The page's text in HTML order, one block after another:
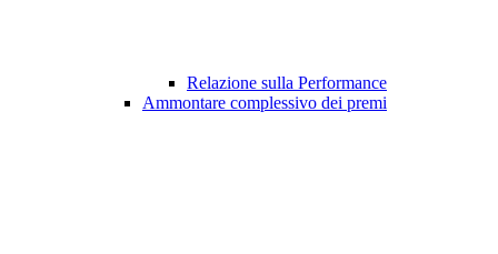
Relazione sulla Performance
Ammontare complessivo dei premi